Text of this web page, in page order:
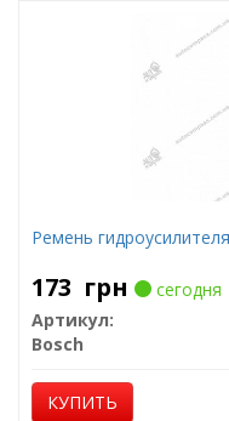
Ремень
173 грн
сегодня
Артикул:
Bosch
КУПИТЬ